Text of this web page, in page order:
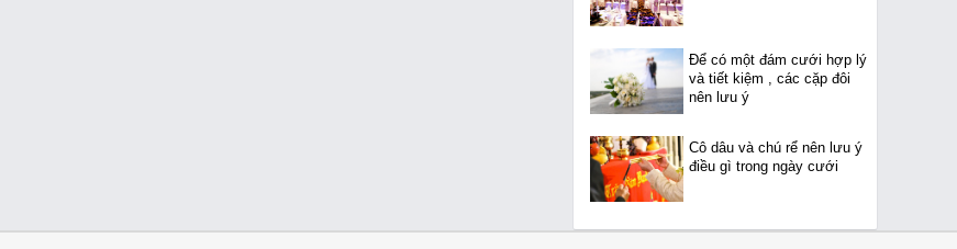
Để có một đám cưới hợp lý
và tiết kiệm , các cặp đôi
nên lưu ý
Cô dâu và chú rể nên lưu ý
điều gì trong ngày cưới